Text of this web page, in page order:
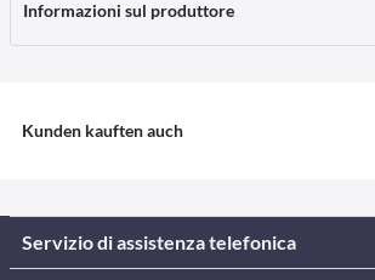
Informazioni sul produttore
Kunden kauften auch
Servizio di assistenza telefonica